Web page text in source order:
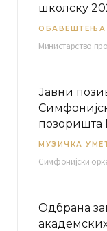
школску
ОБАВЕШТЕЊА
Јавни
позоришта
МУЗИЧКА
Одбрана